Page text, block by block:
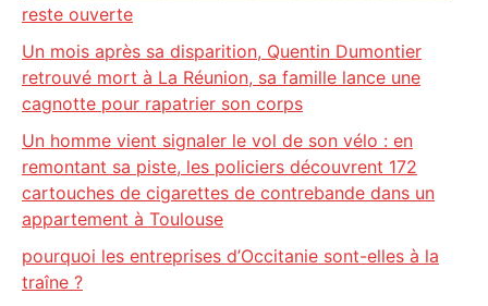
reste ouverte
Un mois après sa disparition, Quentin Dumontier
retrouvé mort à La Réunion, sa famille lance une
cagnotte pour rapatrier son corps
Un homme vient signaler le vol de son vélo : en
remontant sa piste, les policiers découvrent 172
cartouches de cigarettes de contrebande dans un
appartement à Toulouse
pourquoi les entreprises d’Occitanie sont-elles à la
traîne ?